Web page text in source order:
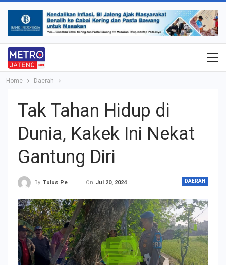
Home Daerah
Tak Tahan Hidup di
Dunia, Kakek Ini Nekat
Gantung Diri
DAERAH
By Tulus Pe On Jul 20, 2024